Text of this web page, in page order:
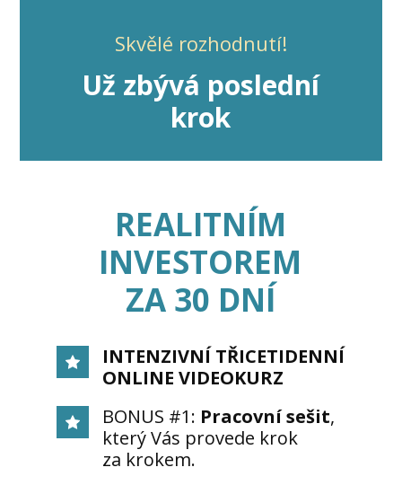
Skvělé rozhodnutí!
Už zbývá poslední
krok
REALITNÍM
INVESTOREM
ZA 30 DNÍ
INTENZIVNÍ TŘICETIDENNÍ
ONLINE VIDEOKURZ
BONUS #1: Pracovní sešit,
který Vás provede krok
za krokem.